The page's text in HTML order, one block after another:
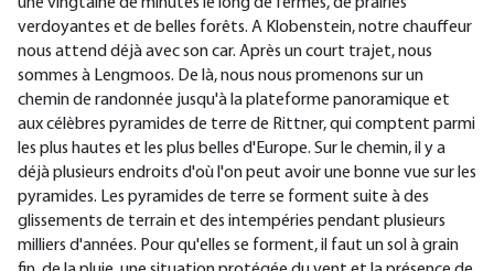
verdoyantes et de belles forêts. A Klobenstein, notre chauffeur
nous attend déjà avec son car. Après un court trajet, nous
sommes à Lengmoos. De là, nous nous promenons sur un
chemin de randonnée jusqu'à la plateforme panoramique et
aux célèbres pyramides de terre de Rittner, qui comptent parmi
les plus hautes et les plus belles d'Europe. Sur le chemin, il y a
déjà plusieurs endroits d'où l'on peut avoir une bonne vue sur les
pyramides. Les pyramides de terre se forment suite à des
glissements de terrain et des intempéries pendant plusieurs
milliers d'années. Pour qu'elles se forment, il faut un sol à grain